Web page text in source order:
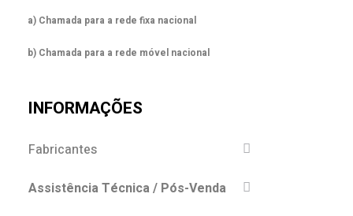
a) Chamada para a rede fixa nacional
b) Chamada para a rede móvel nacional
INFORMAÇÕES
Fabricantes
Assistência Técnica / Pós-Venda